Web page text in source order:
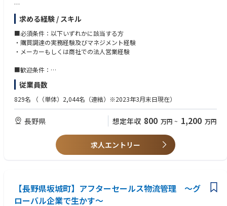
■就業環境のポイント
・全売上の7～8％を開発投資に回すなど、最先端技術の開発に携われま
す。
・残業時間20時間程度/年間休日120日/入社3年後定着率90％以上と良好
な就業環境です。
が分かれています。
求める経験 / スキル
■必須条件：以下いずれかに該当する方
・購買調達の実務経験及びマネジメント経験
・メーカーもしくは商社での法人営業経験
■歓迎条件：
・中級以上の英語力（目安：TOEIC(R)テスト600以上／読解が可能なレベ
ル）従業員数
829名 （（単体）2,044名（連結）※2023年3月末日現在）
長野県 想定年収 800 万円 ~ 1,200 万円
求人エントリー
【長野県坂城町】アフターセールス物流管理 ～グ
ローバル企業で生かす～